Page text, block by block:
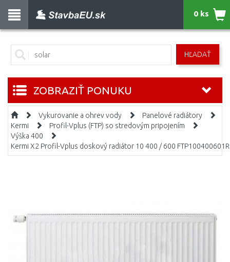
HĽADAŤ
0 ks
ZOBRAZIŤ PONUKU
Vykurovanie a ohrev vody
Panelové radiátory
Kermi
Profil-Vplus (FTP) so stredovým pripojením
Výška 400
Kermi X2 Profil-Vplus doskový radiátor 10 400 / 600